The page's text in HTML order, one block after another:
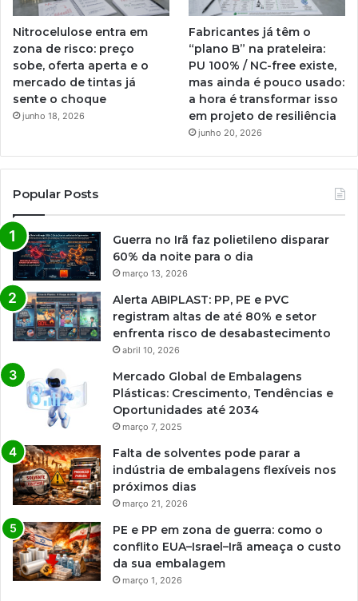
Nitrocelulose entra em
zona de risco: preço
sobe, oferta aperta e o
mercado de tintas já
sente o choque
junho 18, 2026
Fabricantes já têm o
“plano B” na prateleira:
PU 100% / NC-free existe,
mas ainda é pouco usado:
a hora é transformar isso
em projeto de resiliência
junho 20, 2026
Popular Posts
Guerra no Irã faz polietileno disparar
60% da noite para o dia
março 13, 2026
Alerta ABIPLAST: PP, PE e PVC
registram altas de até 80% e setor
enfrenta risco de desabastecimento
abril 10, 2026
Mercado Global de Embalagens
Plásticas: Crescimento, Tendências e
Oportunidades até 2034
março 7, 2025
Falta de solventes pode parar a
indústria de embalagens flexíveis nos
próximos dias
março 21, 2026
PE e PP em zona de guerra: como o
conflito EUA–Israel–Irã ameaça o custo
da sua embalagem
março 1, 2026